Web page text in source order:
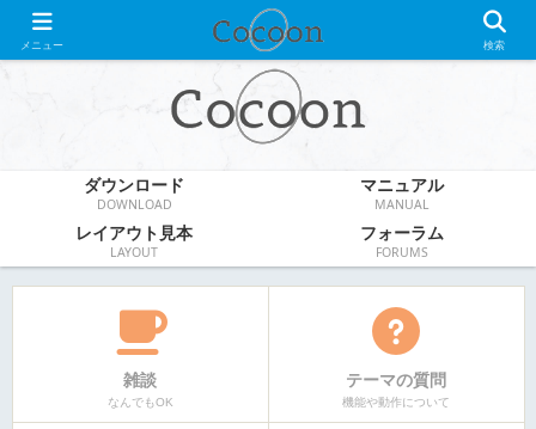
WordPress無料テーマ
ダウンロード
DOWNLOAD
マニュアル
MANUAL
レイアウト見本
LAYOUT
フォーラム
FORUMS
雑談
なんでもOK
テーマの質問
機能や動作について
メニュー 検索